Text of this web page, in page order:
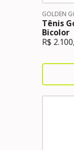
GOLDEN
Tênis
Bicolor
R$